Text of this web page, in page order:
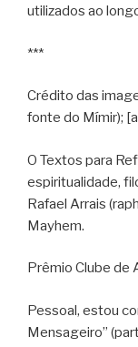
utilizados ao
***
Crédito das
fonte do Mímir);
O Textos para
espiritualidade,
Rafael Arrais
Mayhem.
Prêmio Clube de
Pessoal, estou
Mensageiro”